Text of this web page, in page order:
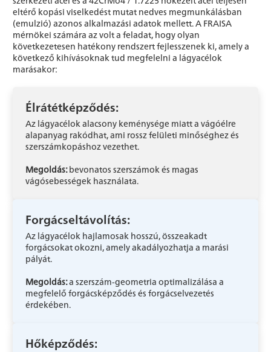
eltérő kopási viselkedést mutat nedves megmunkálásban
(emulzió) azonos alkalmazási adatok mellett. A FRAISA
mérnökei számára az volt a feladat, hogy olyan
következetesen hatékony rendszert fejlesszenek ki, amely a
következő kihívásoknak tud megfelelni a lágyacélok
marásakor:
Élrátétképződés:
Az lágyacélok alacsony keménysége miatt a vágóélre
alapanyag rakódhat, ami rossz felületi minőséghez és
szerszámkopáshoz vezethet.
Megoldás:bevonatos szerszámok és magas
vágósebességek használata.
Forgácseltávolítás:
Az lágyacélok hajlamosak hosszú, összeakadt
forgácsokat okozni, amely akadályozhatja a marási
pályát.
Megoldás:a szerszám-geometria optimalizálása a
megfelelő forgácsképződés és forgácselvezetés
érdekében.
Hőképződés: